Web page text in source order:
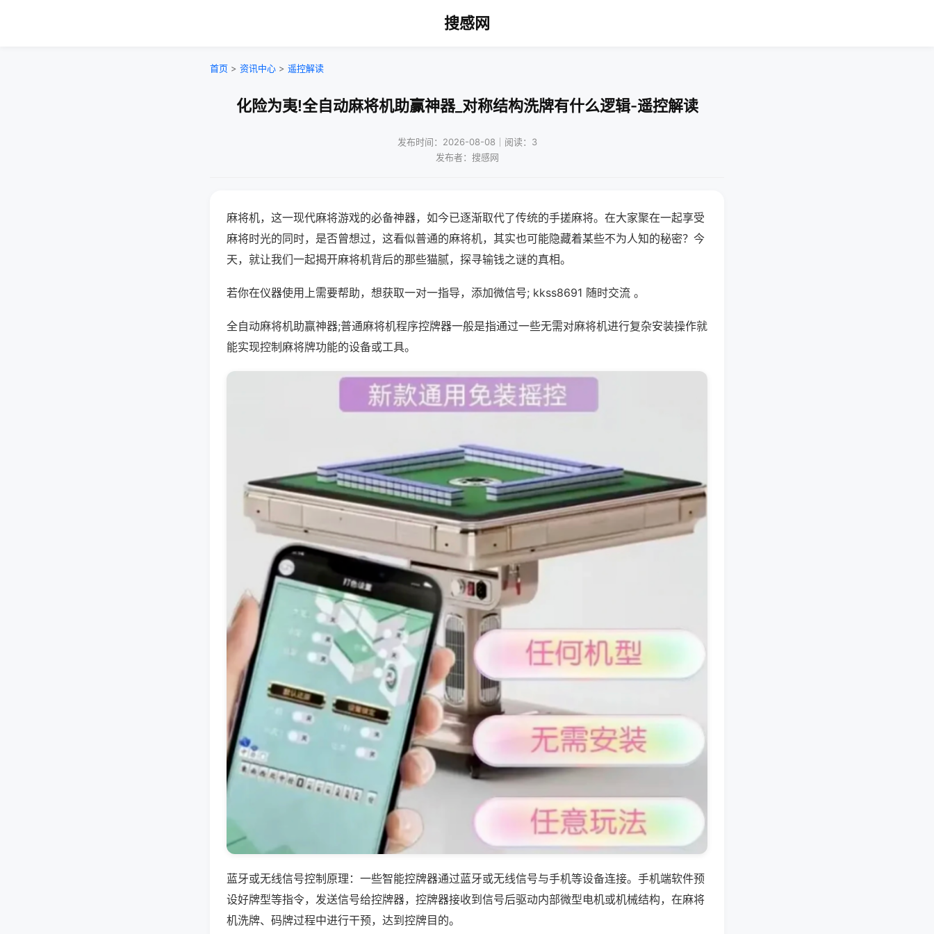
搜感网
首页 > 资讯中心 > 遥控解读
化险为夷!全自动麻将机助赢神器_对称结构洗牌有什么逻辑-遥控解读
发布时间：2026-08-08｜阅读：3
发布者：搜感网
麻将机，这一现代麻将游戏的必备神器，如今已逐渐取代了传统的手搓麻将。在大家聚在一起享受
麻将时光的同时，是否曾想过，这看似普通的麻将机，其实也可能隐藏着某些不为人知的秘密？今
天，就让我们一起揭开麻将机背后的那些猫腻，探寻输钱之谜的真相。
若你在仪器使用上需要帮助，想获取一对一指导，添加微信号; kkss8691 随时交流 。
全自动麻将机助赢神器;普通麻将机程序控牌器一般是指通过一些无需对麻将机进行复杂安装操作就
能实现控制麻将牌功能的设备或工具。
蓝牙或无线信号控制原理：一些智能控牌器通过蓝牙或无线信号与手机等设备连接。手机端软件预
设好牌型等指令，发送信号给控牌器，控牌器接收到信号后驱动内部微型电机或机械结构，在麻将
机洗牌、码牌过程中进行干预，达到控牌目的。